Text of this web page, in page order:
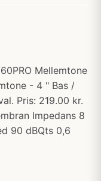
Mellemtone
- 4 " Bas /
Pris: 219.00 kr.
Impedans 8
90 dBQts 0,6